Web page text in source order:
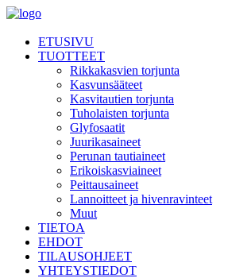
ETUSIVU
TUOTTEET
Rikkakasvien torjunta
Kasvunsääteet
Kasvitautien torjunta
Tuholaisten torjunta
Glyfosaatit
Juurikasaineet
Perunan tautiaineet
Erikoiskasviaineet
Peittausaineet
Lannoitteet ja hivenravinteet
Muut
TIETOA
EHDOT
TILAUSOHJEET
YHTEYSTIEDOT